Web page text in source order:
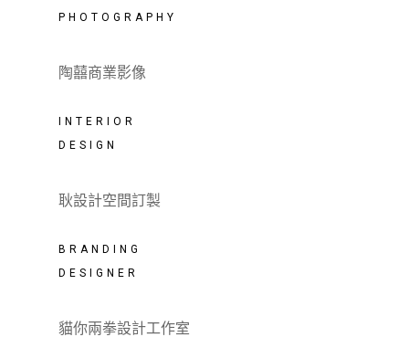
PHOTOGRAPHY
陶囍商業影像
INTERIOR
DESIGN
耿設計空間訂製
BRANDING
DESIGNER
貓你兩拳設計工作室